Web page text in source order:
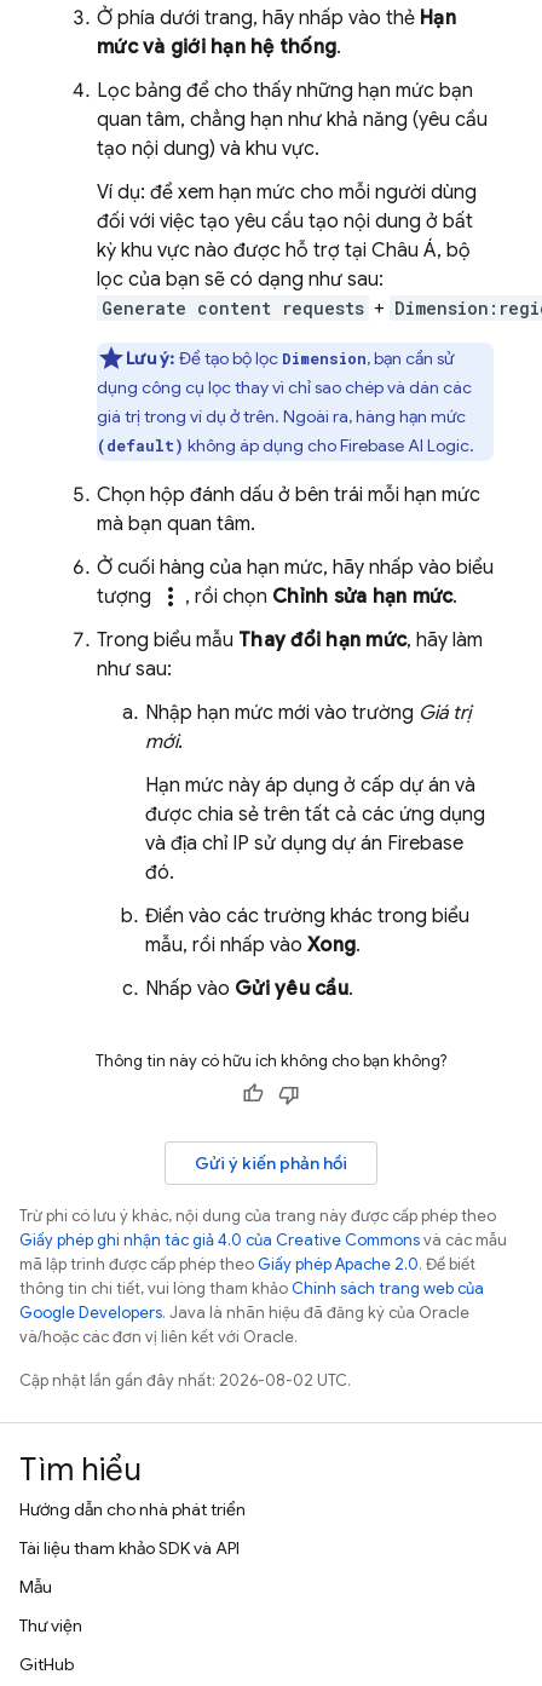
Ở phía dưới trang, hãy nhấp vào thẻ Hạn
mức và giới hạn hệ thống.
Lọc bảng để cho thấy những hạn mức bạn
quan tâm, chẳng hạn như khả năng (yêu cầu
tạo nội dung) và khu vực.
Ví dụ: để xem hạn mức cho mỗi người dùng
đối với việc tạo yêu cầu tạo nội dung ở bất
kỳ khu vực nào được hỗ trợ tại Châu Á, bộ
lọc của bạn sẽ có dạng như sau:
Generate content requests +
Lưu ý: Để tạo bộ lọc Dimension, bạn cần sử
dụng công cụ lọc thay vì chỉ sao chép và dán các
giá trị trong ví dụ ở trên. Ngoài ra, hàng hạn mức
(default) không áp dụng choFirebase AI Logic.
Chọn hộp đánh dấu ở bên trái mỗi hạn mức
mà bạn quan tâm.
Ở cuối hàng của hạn mức, hãy nhấp vào biểu
tượng
more_vert , rồi chọn Chỉnh sửa hạn mức.
Trong biểu mẫu Thay đổi hạn mức, hãy làm
như sau:
Nhập hạn mức mới vào trường Giá trị
mới.
Hạn mức này áp dụng ở cấp dự án và
được chia sẻ trên tất cả các ứng dụng
và địa chỉ IP sử dụng dự án Firebase
đó.
Điền vào các trường khác trong biểu
mẫu, rồi nhấp vào Xong.
Nhấp vào Gửi yêu cầu.
Thông tin này có hữu ích không cho bạn không?
Gửi ý kiến phản hồi
Trừ phi có lưu ý khác, nội dung của trang này được cấp phép theo
Giấy phép ghi nhận tác giả 4.0 của Creative Commonsvà các mẫu
mã lập trình được cấp phép theoGiấy phép Apache 2.0. Để biết
thông tin chi tiết, vui lòng tham khảoChính sách trang web của
Google Developers. Java là nhãn hiệu đã đăng ký của Oracle
và/hoặc các đơn vị liên kết với Oracle.
Cập nhật lần gần đây nhất: 2026-08-02 UTC.
Tìm hiểu
Hướng dẫn cho nhà phát triển
Tài liệu tham khảo SDK và API
Mẫu
Thư viện
GitHub